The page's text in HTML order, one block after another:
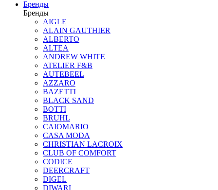
Бренды
Бренды
AIGLE
ALAIN GAUTHIER
ALBERTO
ALTEA
ANDREW WHITE
ATELIER F&B
AUTEBEEL
AZZARO
BAZETTI
BLACK SAND
BOTTI
BRUHL
CAIOMARIO
CASA MODA
CHRISTIAN LACROIX
CLUB OF COMFORT
CODICE
DEERCRAFT
DIGEL
DIWARI